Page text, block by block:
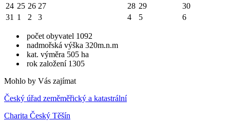
24 25 26 27 28 29
30
31 1 2 3 4 5 6
počet obyvatel 1092
nadmořská výška 320m.n.m
kat. výměra 505 ha
rok založení 1305
Mohlo by Vás zajímat
Český úřad zeměměřický a katastrální
Charita Český Těšín